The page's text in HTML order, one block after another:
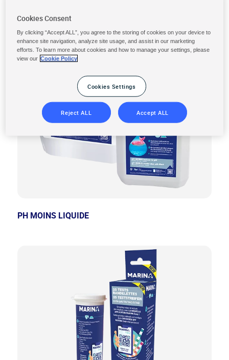
PH MOINS LIQUIDE
Cookies Consent
By clicking “Accept ALL”, you agree to the storing of cookies on your device to
enhance site navigation, analyze site usage, and assist in our marketing
efforts. To learn more about cookies and how to manage your settings, please
view our Cookie Policy
Cookies Settings
Reject ALL Accept ALL